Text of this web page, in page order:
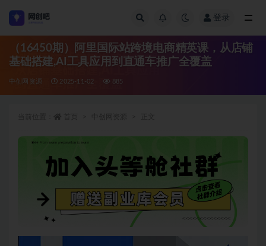
登录
（16450期）阿里国际站跨境电商精英课，从店铺
基础搭建,AI工具应用到直通车推广全覆盖
中创网资源 2025-11-02 885